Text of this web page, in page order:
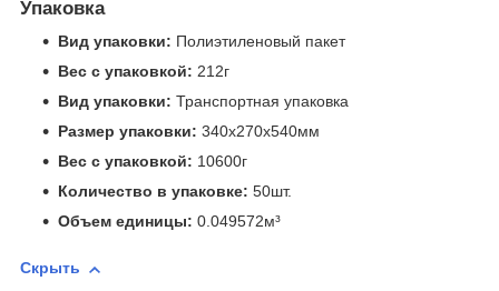
Упаковка
Вид упаковки: Полиэтиленовый пакет
Вес с упаковкой: 212г
Вид упаковки: Транспортная упаковка
Размер упаковки: 340x270x540мм
Вес с упаковкой: 10600г
Количество в упаковке: 50шт.
Объем единицы: 0.049572м³
Скрыть